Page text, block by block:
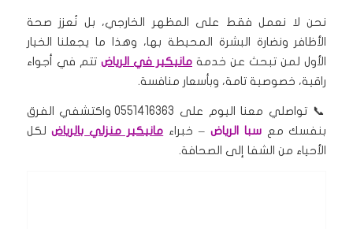
نحن لا نعمل فقط على المظهر الخارجي، بل نُعزز صحة
الأظافر ونضارة البشرة المحيطة بها، وهذا ما يجعلنا الخيار
الأول لمن تبحث عن خدمة مانيكير في الرياض تتم في أجواء
راقية، خصوصية تامة، وبأسعار منافسة.
📞 تواصلي معنا اليوم على 0551416363 واكتشفي الفرق
بنفسك معسبا الرياض – خبراء مانيكير منزلي بالرياضلكل
الأحياء من الشفا إلى الصحافة.